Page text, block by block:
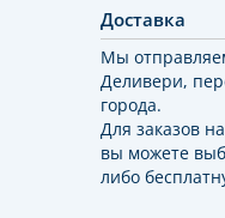
Доставка
Мы
Деливери,
города.
Для заказов
вы можете
либо